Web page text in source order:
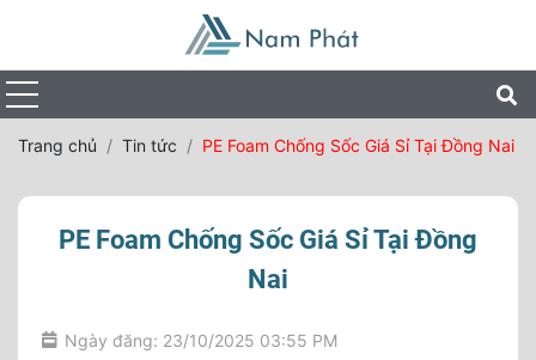
Trang chủ Tin tức PE Foam Chống Sốc Giá Sỉ Tại Đồng Nai
PE Foam Chống Sốc Giá Sỉ Tại Đồng
Nai
Ngày đăng: 23/10/2025 03:55 PM